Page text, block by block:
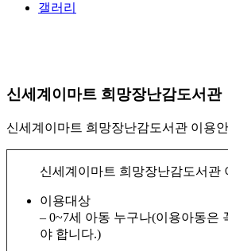
갤러리
신세계이마트 희망장난감도서관
신세계이마트 희망장난감도서관 이용
신세계이마트 희망장난감도서관
이용대상
– 0~7세 아동 누구나(이용아동은
야 합니다.)